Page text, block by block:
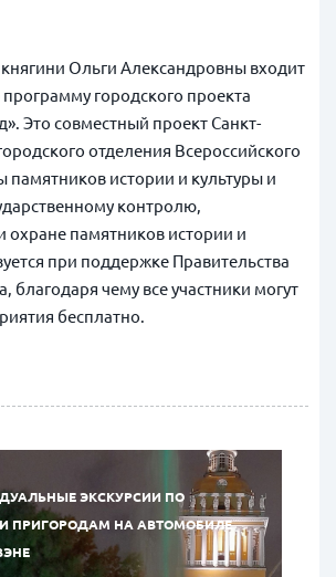
Ольги Александровны входит
городского проекта
Это совместный проект Санкт-
отделения Всероссийского
памятников истории и культуры и
контролю,
охране памятников истории и
при поддержке Правительства
благодаря чему все участники могут
бесплатно.
ЭКСКУРСИИ ПО
ПРИГОРОДАМ НА АВТОМОБИЛЕ